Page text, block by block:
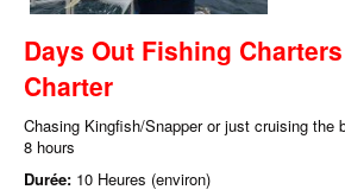
Days Out Fishing
Charter
Chasing Kingfish/Snapper or just cruising the
8 hours
Durée: 10 Heures (environ)